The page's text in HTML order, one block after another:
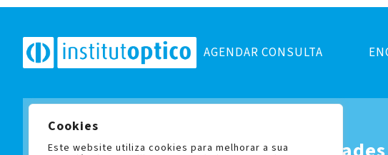
Cookies
Este website utiliza cookies para melhorar a sua
AGENDAR CONSULTA
Subscreva a nossa newsletter